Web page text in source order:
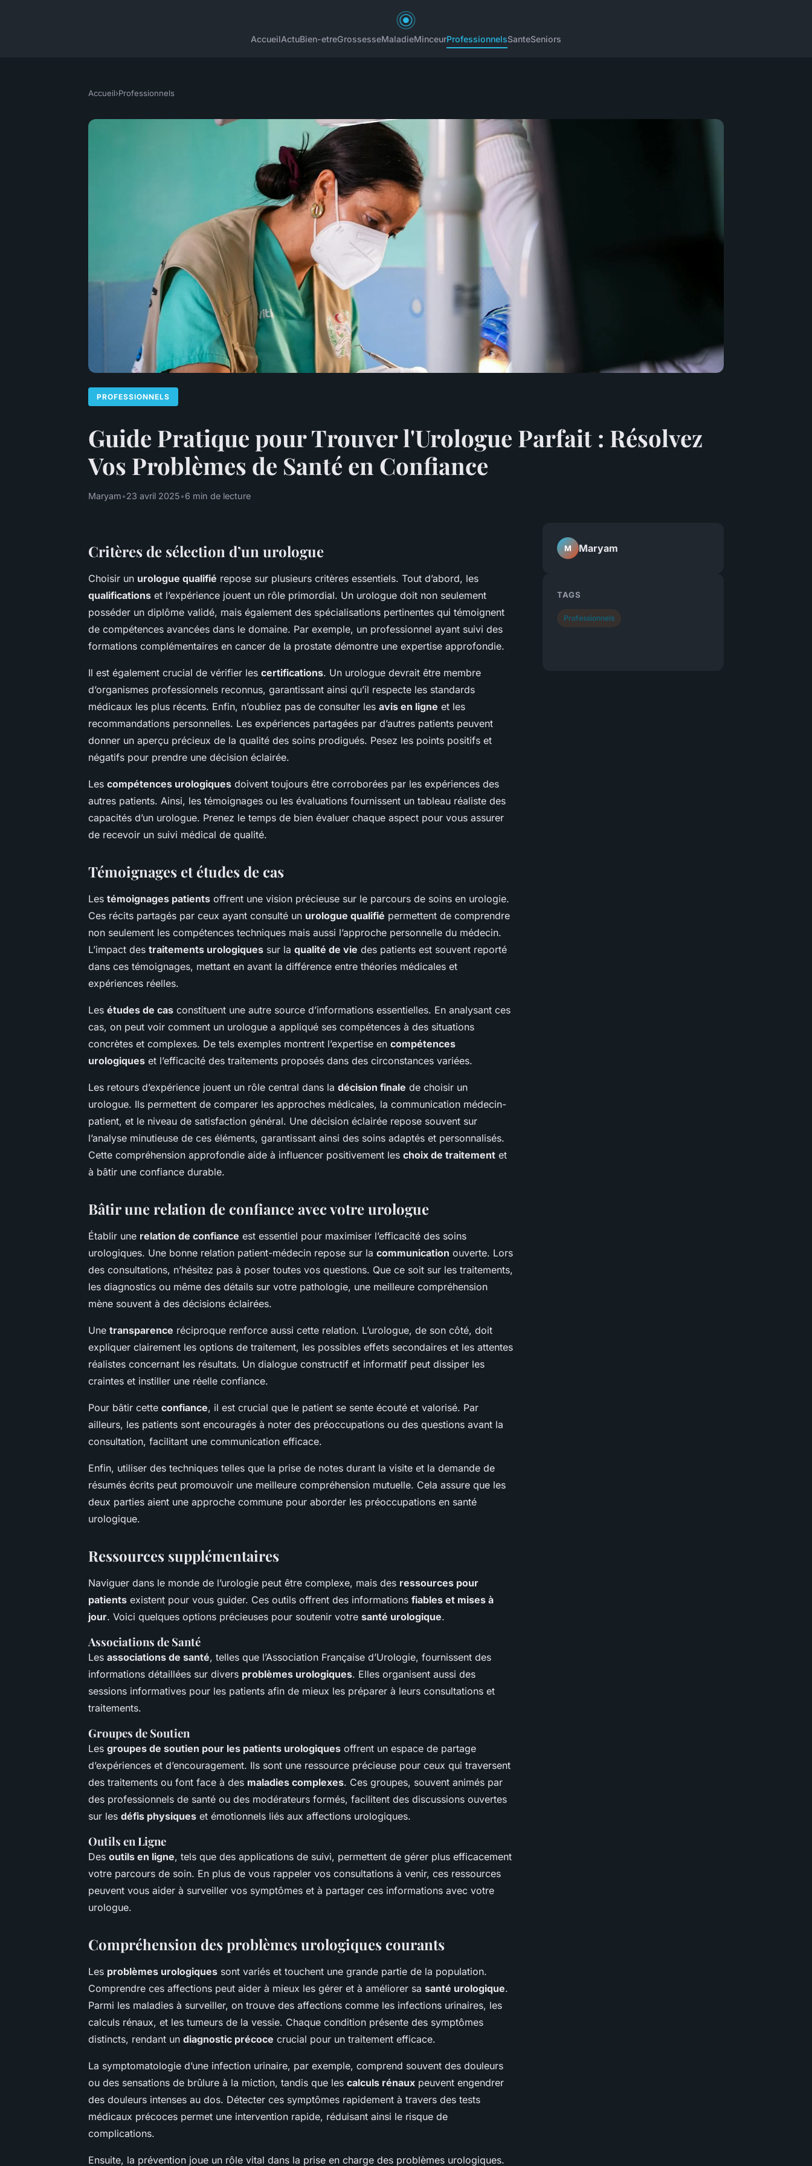
AccueilActuBien-etreGrossesseMaladieMinceurProfessionnelsSanteSeniors
Accueil›Professionnels
PROFESSIONNELS
Guide Pratique pour Trouver l'Urologue Parfait : Résolvez
Vos Problèmes de Santé en Confiance
Maryam•23 avril 2025•6 min de lecture
Critères de sélection d’un urologue
Choisir un urologue qualifié repose sur plusieurs critères essentiels. Tout d’abord, les
qualifications et l’expérience jouent un rôle primordial. Un urologue doit non seulement
posséder un diplôme validé, mais également des spécialisations pertinentes qui témoignent
de compétences avancées dans le domaine. Par exemple, un professionnel ayant suivi des
formations complémentaires en cancer de la prostate démontre une expertise approfondie.
Il est également crucial de vérifier les certifications. Un urologue devrait être membre
d’organismes professionnels reconnus, garantissant ainsi qu’il respecte les standards
médicaux les plus récents. Enfin, n’oubliez pas de consulter les avis en ligne et les
recommandations personnelles. Les expériences partagées par d’autres patients peuvent
donner un aperçu précieux de la qualité des soins prodigués. Pesez les points positifs et
négatifs pour prendre une décision éclairée.
Les compétences urologiques doivent toujours être corroborées par les expériences des
autres patients. Ainsi, les témoignages ou les évaluations fournissent un tableau réaliste des
capacités d’un urologue. Prenez le temps de bien évaluer chaque aspect pour vous assurer
de recevoir un suivi médical de qualité.
Témoignages et études de cas
Les témoignages patients offrent une vision précieuse sur le parcours de soins en urologie.
Ces récits partagés par ceux ayant consulté un urologue qualifié permettent de comprendre
non seulement les compétences techniques mais aussi l’approche personnelle du médecin.
L’impact des traitements urologiques sur la qualité de vie des patients est souvent reporté
dans ces témoignages, mettant en avant la différence entre théories médicales et
expériences réelles.
Les études de cas constituent une autre source d’informations essentielles. En analysant ces
cas, on peut voir comment un urologue a appliqué ses compétences à des situations
concrètes et complexes. De tels exemples montrent l’expertise en compétences
urologiques et l’efficacité des traitements proposés dans des circonstances variées.
Les retours d’expérience jouent un rôle central dans la décision finale de choisir un
urologue. Ils permettent de comparer les approches médicales, la communication médecin-
patient, et le niveau de satisfaction général. Une décision éclairée repose souvent sur
l’analyse minutieuse de ces éléments, garantissant ainsi des soins adaptés et personnalisés.
Cette compréhension approfondie aide à influencer positivement les choix de traitement et
à bâtir une confiance durable.
Bâtir une relation de confiance avec votre urologue
Établir une relation de confiance est essentiel pour maximiser l’efficacité des soins
urologiques. Une bonne relation patient-médecin repose sur la communication ouverte. Lors
des consultations, n’hésitez pas à poser toutes vos questions. Que ce soit sur les traitements,
les diagnostics ou même des détails sur votre pathologie, une meilleure compréhension
mène souvent à des décisions éclairées.
Une transparence réciproque renforce aussi cette relation. L’urologue, de son côté, doit
expliquer clairement les options de traitement, les possibles effets secondaires et les attentes
réalistes concernant les résultats. Un dialogue constructif et informatif peut dissiper les
craintes et instiller une réelle confiance.
Pour bâtir cette confiance, il est crucial que le patient se sente écouté et valorisé. Par
ailleurs, les patients sont encouragés à noter des préoccupations ou des questions avant la
consultation, facilitant une communication efficace.
Enfin, utiliser des techniques telles que la prise de notes durant la visite et la demande de
résumés écrits peut promouvoir une meilleure compréhension mutuelle. Cela assure que les
deux parties aient une approche commune pour aborder les préoccupations en santé
urologique.
Ressources supplémentaires
Naviguer dans le monde de l’urologie peut être complexe, mais des ressources pour
patients existent pour vous guider. Ces outils offrent des informations fiables et mises à
jour. Voici quelques options précieuses pour soutenir votre santé urologique.
Associations de Santé
Les associations de santé, telles que l’Association Française d’Urologie, fournissent des
informations détaillées sur divers problèmes urologiques. Elles organisent aussi des
sessions informatives pour les patients afin de mieux les préparer à leurs consultations et
traitements.
Groupes de Soutien
Les groupes de soutien pour les patients urologiques offrent un espace de partage
d’expériences et d’encouragement. Ils sont une ressource précieuse pour ceux qui traversent
des traitements ou font face à des maladies complexes. Ces groupes, souvent animés par
des professionnels de santé ou des modérateurs formés, facilitent des discussions ouvertes
sur les défis physiques et émotionnels liés aux affections urologiques.
Outils en Ligne
Des outils en ligne, tels que des applications de suivi, permettent de gérer plus efficacement
votre parcours de soin. En plus de vous rappeler vos consultations à venir, ces ressources
peuvent vous aider à surveiller vos symptômes et à partager ces informations avec votre
urologue.
Compréhension des problèmes urologiques courants
Les problèmes urologiques sont variés et touchent une grande partie de la population.
Comprendre ces affections peut aider à mieux les gérer et à améliorer sa santé urologique.
Parmi les maladies à surveiller, on trouve des affections comme les infections urinaires, les
calculs rénaux, et les tumeurs de la vessie. Chaque condition présente des symptômes
distincts, rendant un diagnostic précoce crucial pour un traitement efficace.
La symptomatologie d’une infection urinaire, par exemple, comprend souvent des douleurs
ou des sensations de brûlure à la miction, tandis que les calculs rénaux peuvent engendrer
des douleurs intenses au dos. Détecter ces symptômes rapidement à travers des tests
médicaux précoces permet une intervention rapide, réduisant ainsi le risque de
complications.
Ensuite, la prévention joue un rôle vital dans la prise en charge des problèmes urologiques.
M Maryam
TAGS
Professionnels